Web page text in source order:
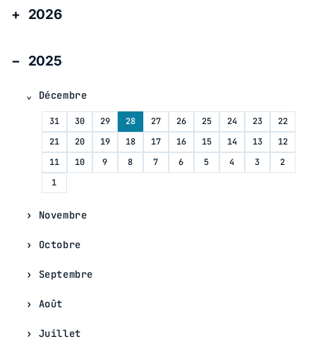
2026
2025
Décembre
31 30 29 28 27 26 25 24 23
22
21
20 19 18 17 16 15 14 13
12
11
10 9 8 7 6 5 4 3
2
1
Novembre
Octobre
Septembre
Août
Juillet